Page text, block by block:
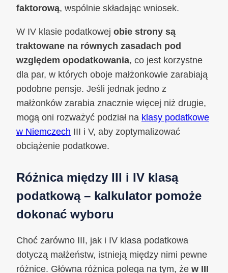
faktorową, wspólnie składając wniosek.
W IV klasie podatkowej obie strony są
traktowane na równych zasadach pod
względem opodatkowania, co jest korzystne
dla par, w których oboje małżonkowie zarabiają
podobne pensje. Jeśli jednak jedno z
małżonków zarabia znacznie więcej niż drugie,
mogą oni rozważyć podział na klasy podatkowe
w Niemczech III i V, aby zoptymalizować
obciążenie podatkowe.
Różnica między III i IV klasą
podatkową – kalkulator pomoże
dokonać wyboru
Choć zarówno III, jak i IV klasa podatkowa
dotyczą małżeństw, istnieją między nimi pewne
różnice. Główna różnica polega na tym, że w III